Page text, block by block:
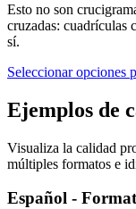
Esto no son
cruzadas: cuadrículas
sí.
Seleccionar opciones
Ejemplos de
Visualiza la calidad
múltiples formatos e
Español -